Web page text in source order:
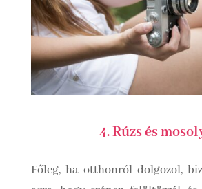
4. Rúzs és
Főleg, ha otthonról dolgozol,